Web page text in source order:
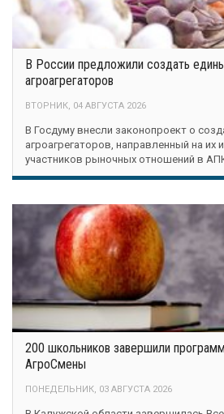
В России предложили создать
агроагрегаторов
ВТОРНИК, 04 АВГУСТА 2026
В Госдуму внесли законопроект о
агроагрегаторов, направленный на их
участников рыночных отношений в
200 школьников завершили
АгроСмены
ПОНЕДЕЛЬНИК, 03 АВГУСТА 2026